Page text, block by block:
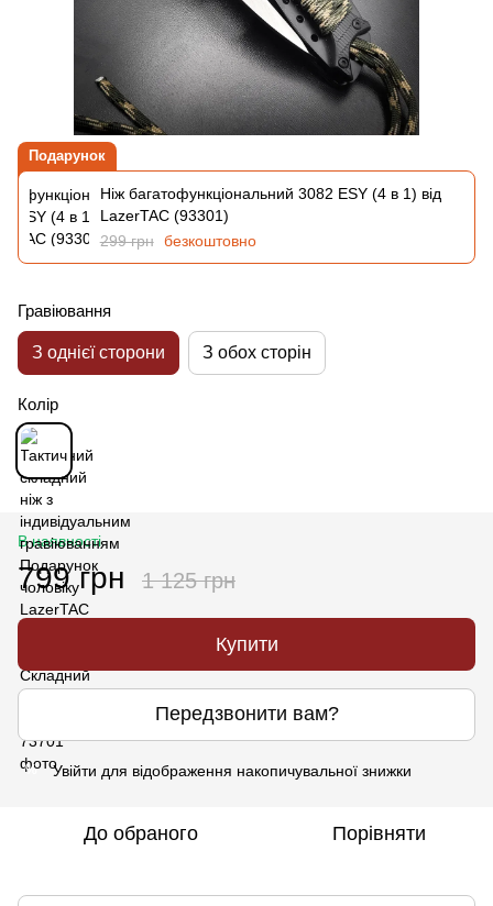
Подарунок
Ніж багатофункціональний 3082 ESY (4 в 1) від
LazerTAC (93301)
299 грн безкоштовно
Гравіювання
З однієї сторони З обох сторін
Колір
В наявності
799 грн 1 125 грн
Купити
Передзвонити вам?
% Увійти для відображення накопичувальної знижки
До обраного Порівняти